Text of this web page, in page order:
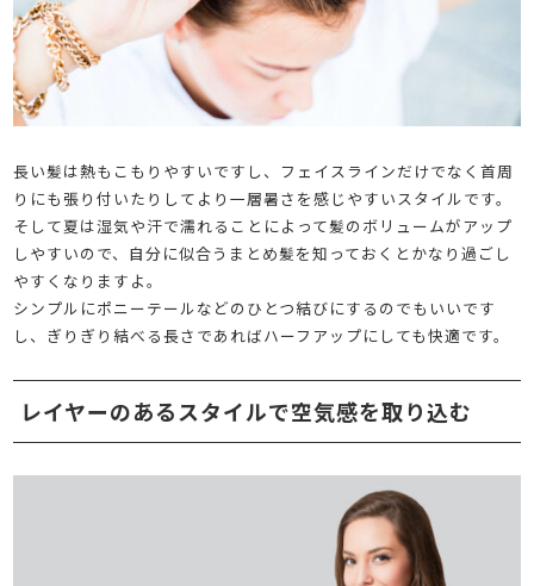
長い髪は熱もこもりやすいですし、フェイスラインだけでなく首周
りにも張り付いたりしてより一層暑さを感じやすいスタイルです。
そして夏は湿気や汗で濡れることによって髪のボリュームがアップ
しやすいので、自分に似合うまとめ髪を知っておくとかなり過ごし
やすくなりますよ。
シンプルにポニーテールなどのひとつ結びにするのでもいいです
し、ぎりぎり結べる長さであればハーフアップにしても快適です。
レイヤーのあるスタイルで空気感を取り込む